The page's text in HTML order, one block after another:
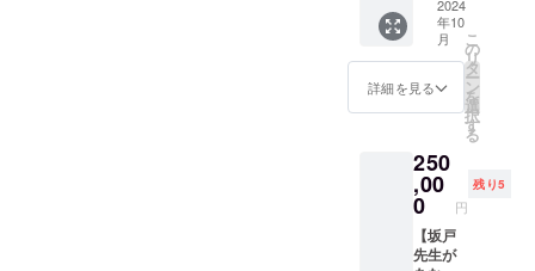
注意事
項：支
援時、
必ず備
考欄に
名前を
ご記入
くださ
い ※希
望しな
い場合
与しま
す。 ご
協力者
には、
日本健
記載
（希望
者）い
たしま
す。 ・
掲載期
す。 日
時は坂
戸先生
のスケ
ジュー
ルに合
わせ
部との
打ち合
わせの
上、決
定とさ
せてい
施術
は、個
別の場
合は30
分
50,000
円と
いま
す。 今
回クラ
ウド
ファン
ディン
生の施
術を複
数の方
が体験
できま
す。 通
常、坂
の施術
は、公
開で行
う場合
は10分
13,000
2024
年10
月
詳細を見る
こ
の
リ
タ
ー
ン
を
選
択
す
る
250
,00
0 円
残り5
【坂戸
先生が